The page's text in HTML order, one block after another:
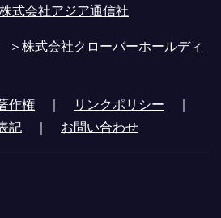
株式会社アジア通信社
＞株式会社クローバーホールディ
作権 ｜ リンクポリシー ｜
記 ｜ お問い合わせ